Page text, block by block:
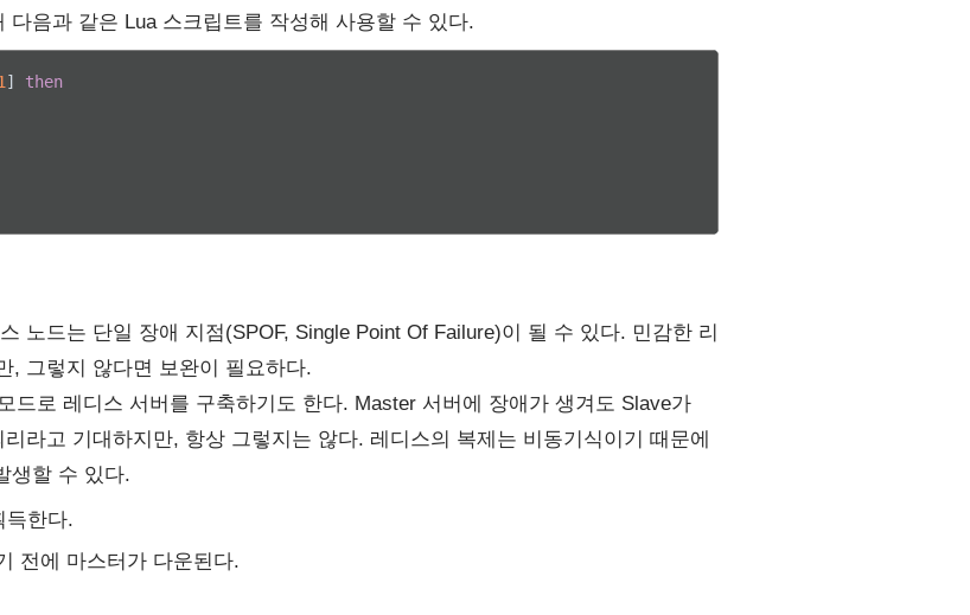
음과 같은 Lua 스크립트를 작성해 사용할 수 있다.
] then
노드는 단일 장애 지점(SPOF, Single Point Of Failure)이 될 수 있다. 민감한 리
, 그렇지 않다면 보완이 필요하다.
드로 레디스 서버를 구축하기도 한다. Master 서버에 장애가 생겨도 Slave가
라고 기대하지만, 항상 그렇지는 않다. 레디스의 복제는 비동기식이기 때문에
생할 수 있다.
득한다.
전에 마스터가 다운된다.